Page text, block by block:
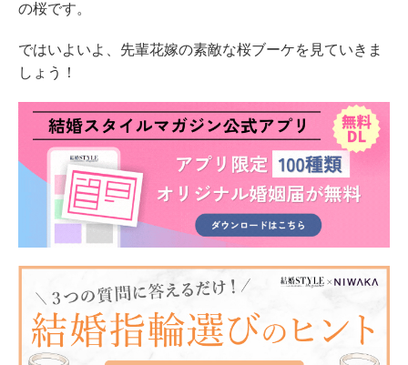
の桜です。
ではいよいよ、先輩花嫁の素敵な桜ブーケを見ていきま
しょう！